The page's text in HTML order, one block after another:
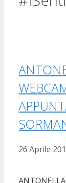
26 Aprile